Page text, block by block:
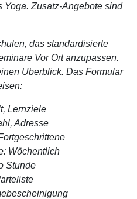
Zusatz-Angebote sind
das standardisierte
Vor Ort anzupassen.
Überblick. Das Formular
Lernziele
Adresse
Wöchentlich
Stunde